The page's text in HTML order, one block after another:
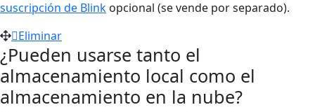
suscripción de Blink opcional (se vende por separado).
Eliminar
¿Pueden usarse tanto el
almacenamiento local como el
almacenamiento en la nube?